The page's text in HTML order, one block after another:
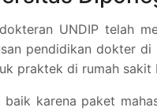
UNDIP telah
pendidikan dokter
praktek di rumah
baik karena paket